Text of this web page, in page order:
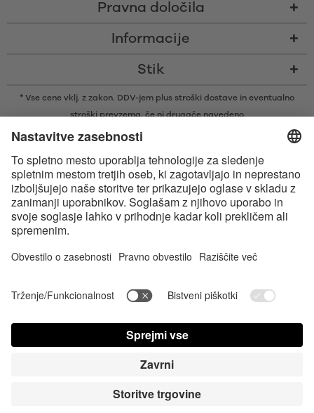
Pravna določila
Informacije
Stik
* Vse cene vklj. z zakon. DDV-jem plus stroški dostave in eventualno
stroški prevzema, če ni drugače navedeno
* Besedna znamka in logotipi Bluetooth® so zaščitene blagovne znamke v
licenco za njihovo uporabo.
Apple, logotip Apple in Apple Watch so blagovne znamke družbe Apple
Inc. Google Play in logotip Google Play sta blagovni znamki družbe
Google LLC.
Contact us today
Navodila za uporabo Stik